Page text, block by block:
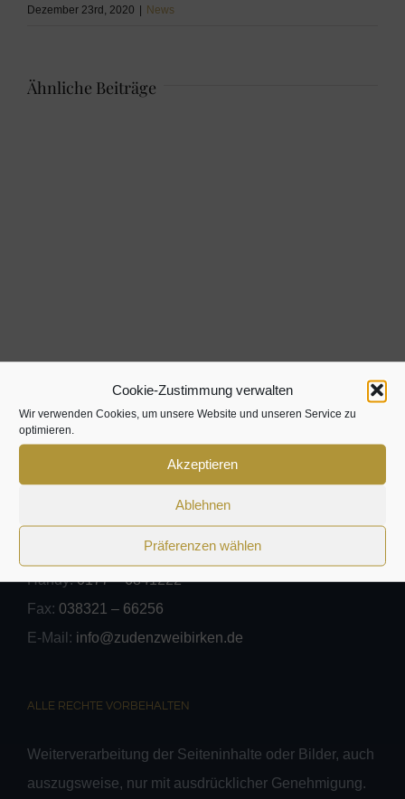
Cookie-Zustimmung verwalten
Wir verwenden Cookies, um unsere Website und unseren Service zu
optimieren.
Akzeptieren
Ablehnen
Präferenzen wählen
Dezember 23rd, 2020 | News
Ähnliche Beiträge
Kranichblick 11; 18442 Duvendiek
038321 – 60128
Handy:0177 – 6841222
Fax: 038321 – 66256
E-Mail: info@zudenzweibirken.de
ALLE RECHTE VORBEHALTEN
Weiterverarbeitung der Seiteninhalte oder Bilder, auch
auszugsweise, nur mit ausdrücklicher Genehmigung.